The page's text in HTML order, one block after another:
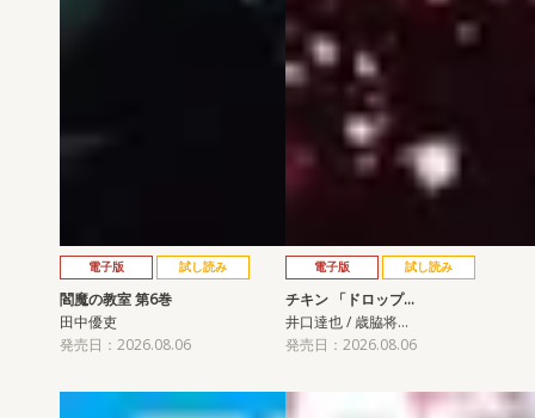
電子版 試し読み
閻魔の教室 第6巻
田中優吏
発売日：2026.08.06
電子版 試し読み
チキン 「ドロップ…
井口達也 / 歳脇将…
発売日：2026.08.06